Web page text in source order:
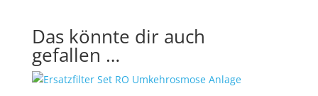
Das könnte dir auch
gefallen …